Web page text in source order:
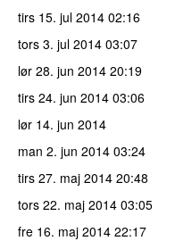
tirs 15. jul 2014 02:16
tors 3. jul 2014 03:07
lør 28. jun 2014 20:19
tirs 24. jun 2014 03:06
lør 14. jun 2014
man 2. jun 2014 03:24
tirs 27. maj 2014 20:48
tors 22. maj 2014 03:05
fre 16. maj 2014 22:17